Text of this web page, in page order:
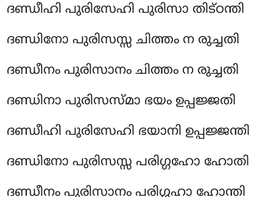
ദണ്ഡീഹി പുരിസേഹി പുരിസാ തിട്ഠന്തി
ദണ്ഡിനോ പുരിസസ്സ ചിത്തം ന രുച്ചതി
ദണ്ഡീനം പുരിസാനം ചിത്തം ന രുച്ചതി
ദണ്ഡിനാ പുരിസസ്മാ ഭയം ഉപ്പജ്ജതി
ദണ്ഡീഹി പുരിസേഹി ഭയാനി ഉപ്പജ്ജന്തി
ദണ്ഡിനോ പുരിസസ്സ പരിഗ്ഗഹോ ഹോതി
ദണ്ഡീനം പുരിസാനം പരിഗ്ഗഹാ ഹോന്തി